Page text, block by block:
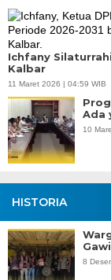
Ichfany
Kalbar
11 Maret 2026 | 04:59 WIB
Ada
10
HISTORIA
8